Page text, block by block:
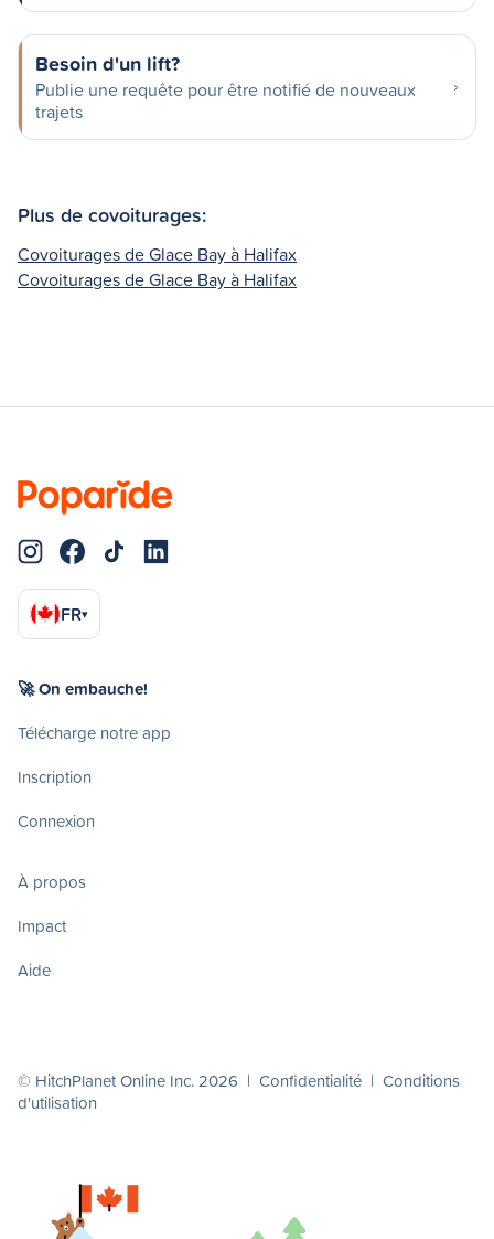
Besoin d'un lift?
Publie une requête pour être notifié de nouveaux
trajets
Plus de covoiturages:
Covoiturages de Glace Bay à Halifax
Covoiturages de Glace Bay à Halifax
FR▾
🚀 On embauche!
Télécharge notre app
Inscription
Connexion
À propos
Impact
Aide
© HitchPlanet Online Inc. 2026 | Confidentialité | Conditions
d'utilisation